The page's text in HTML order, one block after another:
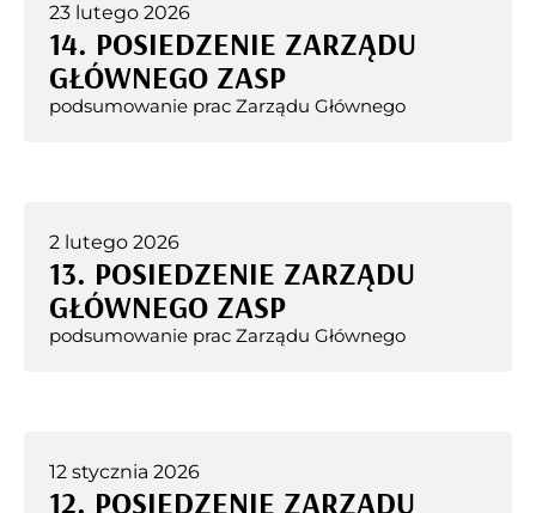
23 lutego 2026
14. POSIEDZENIE ZARZĄDU
GŁÓWNEGO ZASP
podsumowanie prac Zarządu Głównego
2 lutego 2026
13. POSIEDZENIE ZARZĄDU
GŁÓWNEGO ZASP
podsumowanie prac Zarządu Głównego
12 stycznia 2026
12. POSIEDZENIE ZARZĄDU